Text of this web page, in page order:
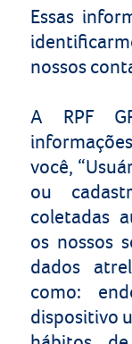
Essas
nossos
A RPF
você,
ou
coletadas
os nossos
dados
como:
dispositivo